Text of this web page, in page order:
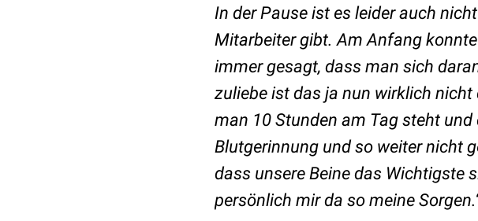
In der Pause ist es leider auch
Mitarbeiter gibt. Am Anfang
immer gesagt, dass man sich
zuliebe ist das ja nun wirklich
man 10 Stunden am Tag steht
Blutgerinnung und so weiter nicht
dass unsere Beine das Wichtigste
persönlich mir da so meine